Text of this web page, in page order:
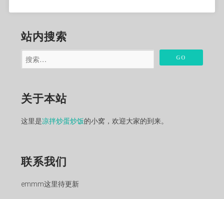
站内搜索
关于本站
这里是凉拌炒蛋炒饭的小窝，欢迎大家的到来。
联系我们
emmm这里待更新